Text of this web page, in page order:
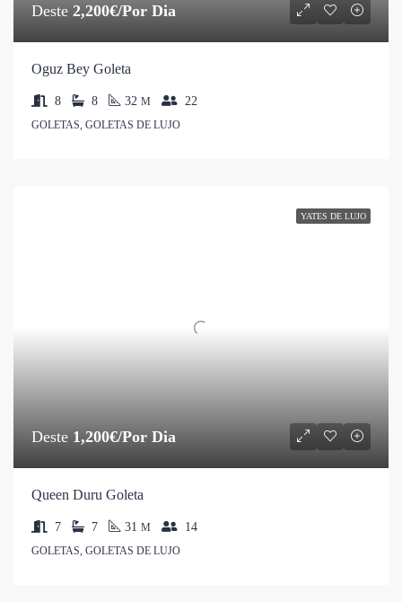
Deste 2,200€/Por Dia
Oguz Bey Goleta
8 8 32 M 22
GOLETAS, GOLETAS DE LUJO
YATES DE LUJO
Deste 1,200€/Por Dia
Queen Duru Goleta
7 7 31 M 14
GOLETAS, GOLETAS DE LUJO